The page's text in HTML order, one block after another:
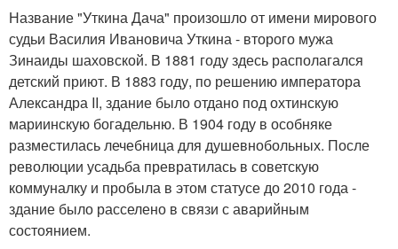
Название "Уткина Дача" произошло от имени мирового
судьи Василия Ивановича Уткина - второго мужа
Зинаиды шаховской. В 1881 году здесь располагался
детский приют. В 1883 году, по решению императора
Александра II, здание было отдано под охтинскую
мариинскую богадельню. В 1904 году в особняке
разместилась лечебница для душевнобольных. После
революции усадьба превратилась в советскую
коммуналку и пробыла в этом статусе до 2010 года -
здание было расселено в связи с аварийным
состоянием.